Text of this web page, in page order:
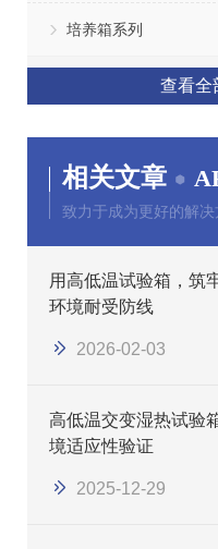
培养箱系列
查看全
相关文章
致力于成为更好的解决
用高低温试验箱，筑
环境耐受防线
2026-02-03
高低温交变湿热试验
境适应性验证
2025-12-29